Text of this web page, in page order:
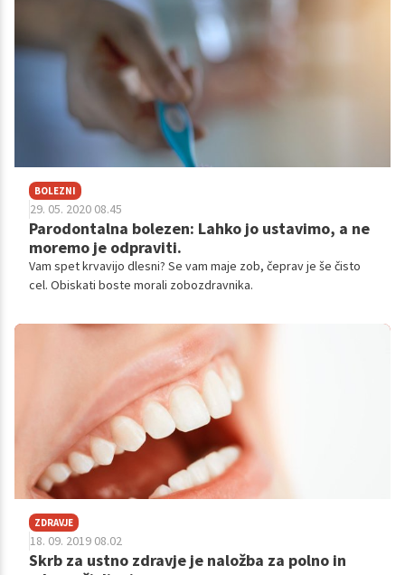
BOLEZNI
29. 05. 2020 08.45
Parodontalna bolezen: Lahko jo ustavimo, a ne
moremo je odpraviti.
Vam spet krvavijo dlesni? Se vam maje zob, čeprav je še čisto
cel. Obiskati boste morali zobozdravnika.
ZDRAVJE
18. 09. 2019 08.02
Skrb za ustno zdravje je naložba za polno in